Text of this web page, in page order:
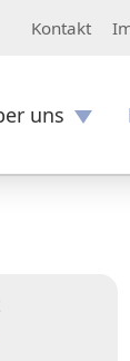
uns
Kontakt